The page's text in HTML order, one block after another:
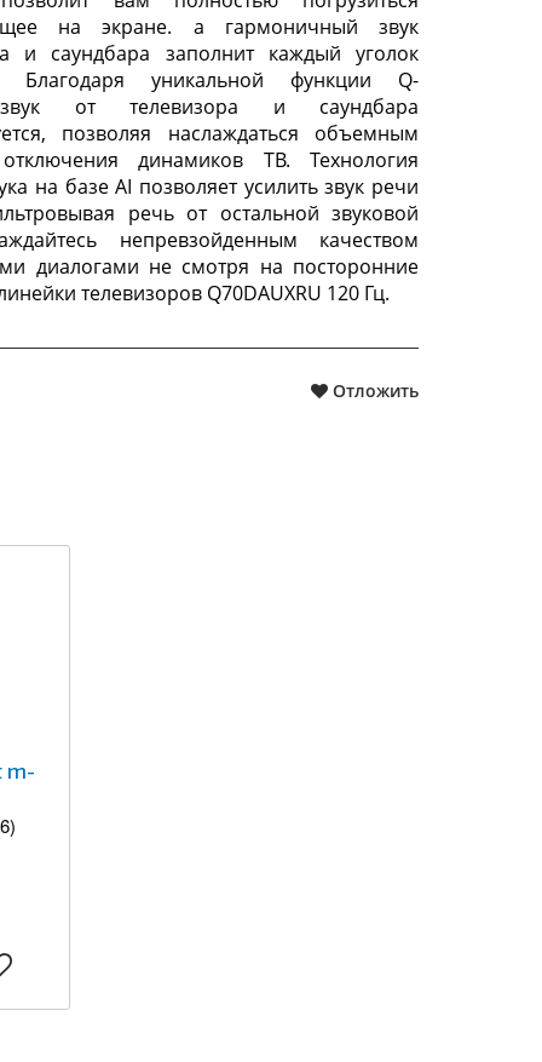
на экране. а гармоничный звук
и саундбара заполнит каждый уголок
Q-
от телевизора и саундбара
позволяя наслаждаться объемным
динамиков ТВ. Технология
на базе AI позволяет усилить звук речи
речь от остальной звуковой
непревзойденным качеством
диалогами не смотря на посторонние
телевизоров Q70DAUXRU 120 Гц.
Отложить
m-